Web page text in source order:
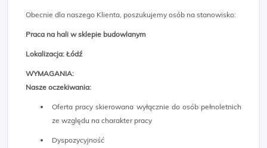
Obecnie dla naszego Klienta, poszukujemy osób na stanowisko:
Praca na hali w sklepie budowlanym
Lokalizacja: Łódź
WYMAGANIA:
Nasze oczekiwania:
Oferta pracy skierowana wyłącznie do osób pełnoletnich
ze względu na charakter pracy
Dyspozycyjność